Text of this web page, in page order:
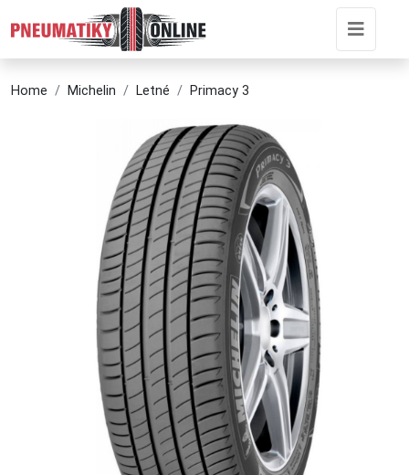
Home Michelin Letné Primacy 3